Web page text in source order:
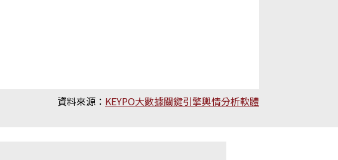
資料來源： KEYPO大數據關鍵引擎輿情分析軟體